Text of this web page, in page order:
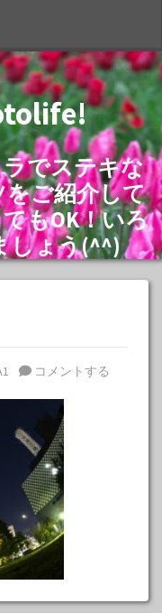
でステキな
ご紹介して
もOK！いろ
しょう(^^)
コメントする